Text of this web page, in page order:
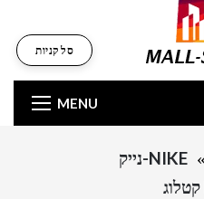
MENU
סל קניות
NIKE-נייק